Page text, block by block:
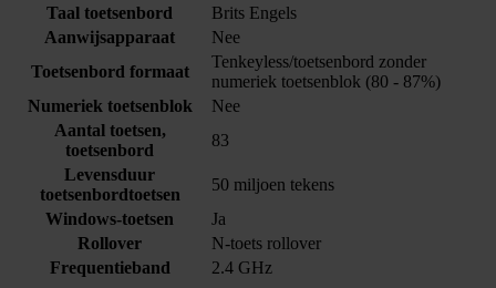
Taal toetsenbord
Brits Engels
Aanwijsapparaat
Nee
Toetsenbord formaat
Tenkeyless/toetsenbord zonder
numeriek toetsenblok (80 - 87%)
Numeriek toetsenblok
Nee
Aantal toetsen,
toetsenbord
83
Levensduur
toetsenbordtoetsen
50 miljoen tekens
Windows-toetsen
Ja
Rollover
N-toets rollover
Frequentieband
2.4 GHz